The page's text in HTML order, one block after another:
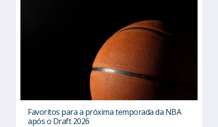
Favoritos para a próxima temporada da NBA
após o Draft 2026